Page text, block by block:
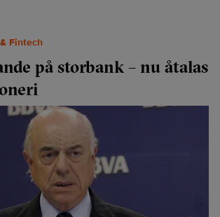
Fintech
på storbank – nu åtalas